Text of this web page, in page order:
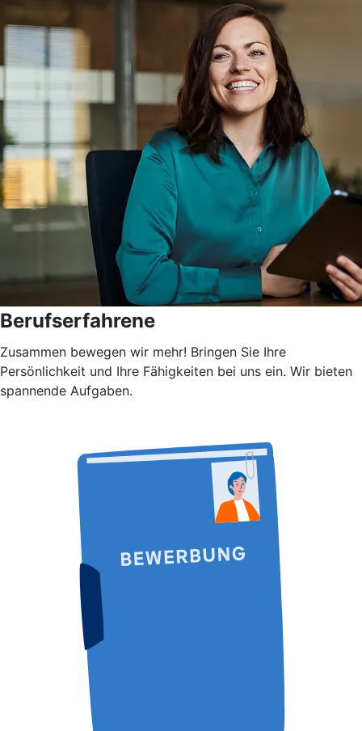
Berufserfahrene
Zusammen bewegen wir mehr! Bringen Sie Ihre
Persönlichkeit und Ihre Fähigkeiten bei uns ein. Wir bieten
spannende Aufgaben.